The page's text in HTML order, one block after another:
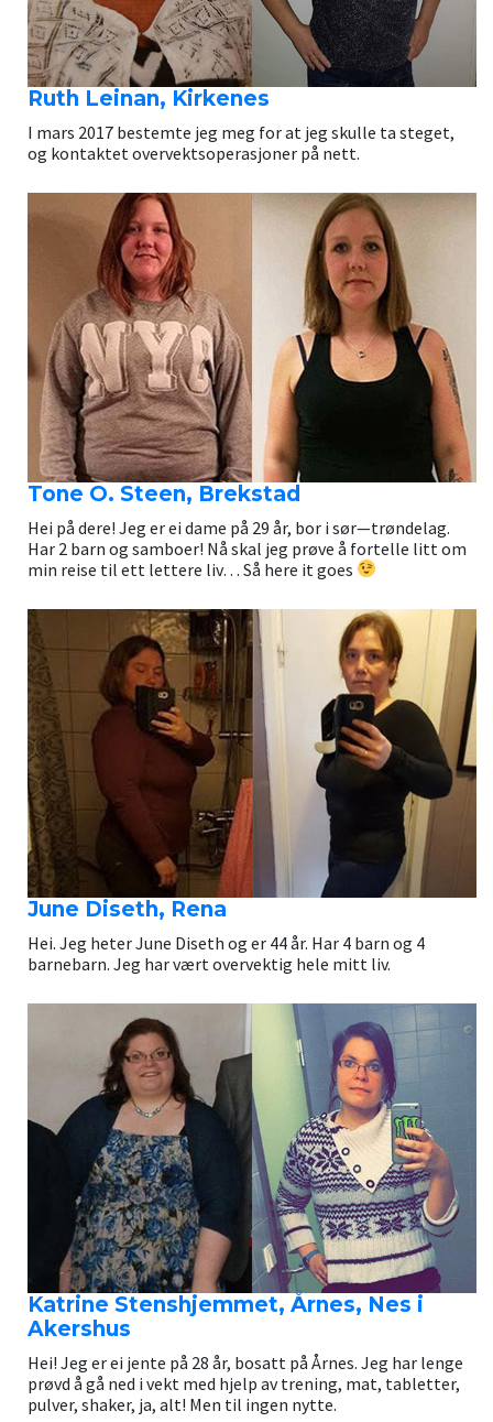
Ruth Leinan, Kirkenes
I mars 2017 bestemte jeg meg for at jeg skulle ta steget,
og kontaktet overvektsoperasjoner på nett.
Tone O. Steen, Brekstad
Hei på dere! Jeg er ei dame på 29 år, bor i sør—trøndelag.
Har 2 barn og samboer! Nå skal jeg prøve å fortelle litt om
min reise til ett lettere liv… Så here it goes
June Diseth, Rena
Hei. Jeg heter June Diseth og er 44 år. Har 4 barn og 4
barnebarn. Jeg har vært overvektig hele mitt liv.
Katrine Stenshjemmet, Årnes, Nes i
Akershus
Hei! Jeg er ei jente på 28 år, bosatt på Årnes. Jeg har lenge
prøvd å gå ned i vekt med hjelp av trening, mat, tabletter,
pulver, shaker, ja, alt! Men til ingen nytte.